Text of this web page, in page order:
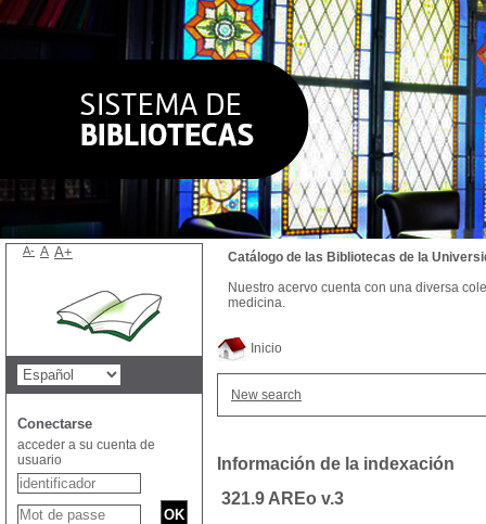
Inicio
New search
Información de la indexación
321.9 AREo v.3
Catálogo de las Bibliotecas de la
Nuestro acervo cuenta con una diversa
medicina.
A- A A+
Conectarse
acceder a su cuenta de
usuario